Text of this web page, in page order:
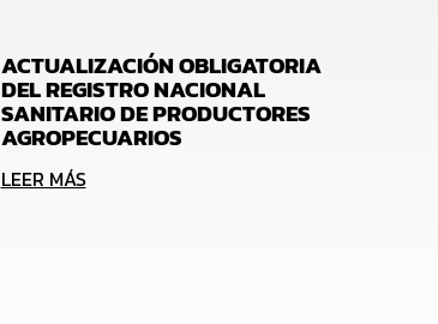
ACTUALIZACIÓN OBLIGATORIA
DEL REGISTRO NACIONAL
SANITARIO DE PRODUCTORES
AGROPECUARIOS
LEER MÁS